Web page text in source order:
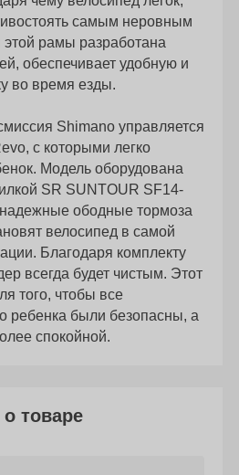
самым неровным
рамы разработана
обеспечивает удобную и
во время езды.
Shimano управляется
с которыми легко
Модель оборудована
SR SUNTOUR SF14-
ободные тормоза
велосипед в самой
Благодаря комплекту
всегда будет чистым. Этот
того, чтобы все
ребенка были безопасны, а
спокойной.
товаре